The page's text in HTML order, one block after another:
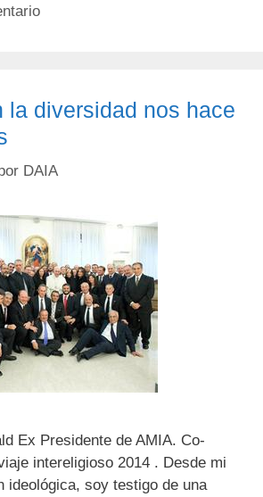
la diversidad nos hace
DAIA
Ex Presidente de AMIA. Co-
intereligioso 2014 . Desde mi
ideológica, soy testigo de una